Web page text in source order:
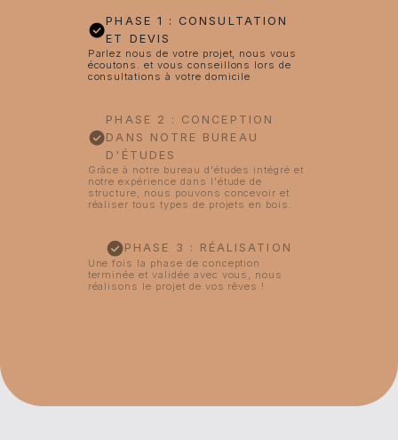
PHASE 1 : CONSULTATION
ET DEVIS
Parlez nous de votre projet, nous vous
écoutons. et vous conseillons lors de
consultations à votre domicile
PHASE 2 : CONCEPTION
DANS NOTRE BUREAU
D'ÉTUDES
Grâce à notre bureau d'études intégré et
notre expérience dans l'étude de
structure, nous pouvons concevoir et
réaliser tous types de projets en bois.
PHASE 3 : RÉALISATION
Une fois la phase de conception
terminée et validée avec vous, nous
réalisons le projet de vos rêves !